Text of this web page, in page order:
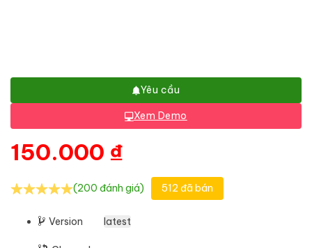
Yêu cầu
Xem Demo
150.000 ₫
(200 đánh giá) 512 đã bán
Version latest